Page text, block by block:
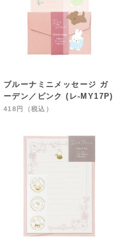
ブルーナミニメッセージ ガ
ーデン／ピンク (レ-MY17P)
418円（税込）